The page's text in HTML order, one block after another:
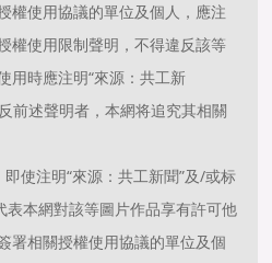
權使用協議的單位及個人，應注
權使用限制聲明，不得違反該等
用時應注明“來源：共工新
前述聲明者，本網将追究其相關
使注明“來源：共工新聞”及/或标
表本網對該等圖片作品享有許可他
署相關授權使用協議的單位及個